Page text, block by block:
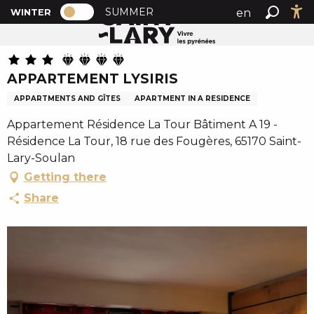
A
l
e
r
a
c
o
n
t
e
u
n
PAGE D’ACCUEIL ACTUELLE HIVER : PASSER EN
WINTER PAGE D’ACCUEIL ACTUELLE HIVER :
SUMMER
en
Search
Home APPARTEMENT LYSIRIS
APPARTEMENT LYSIRIS
APPARTMENTS AND GÎTES APARTMENT IN A RESIDENCE
Appartement Résidence La Tour Bâtiment A 19 -
Résidence La Tour, 18 rue des Fougères, 65170 Saint-
Lary-Soulan
Getting there
Share